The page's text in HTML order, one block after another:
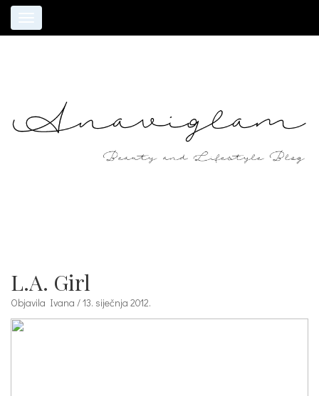
Toggle
L.A. Girl
Objavila Ivana / 13. siječnja 2012.